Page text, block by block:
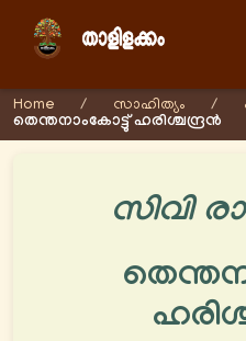
Home / സാഹിത്യം /
തെന്തനാംകോട്ടു് ഹരിശ്ചന്ദ്രൻ
സിവി